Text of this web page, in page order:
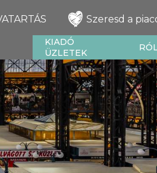
Szeresd a
KIADÓ
ÜZLETEK